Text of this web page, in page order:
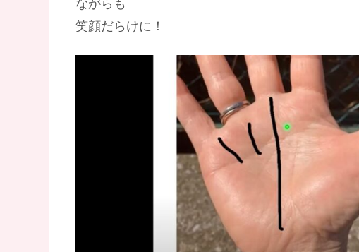
ながらも
笑顔だらけに！